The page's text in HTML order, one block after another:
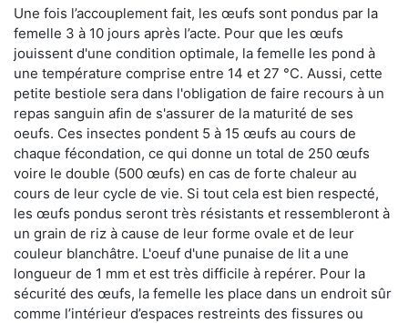
Une fois l’accouplement fait, les œufs sont pondus par la
femelle 3 à 10 jours après l’acte. Pour que les œufs
jouissent d'une condition optimale, la femelle les pond à
une température comprise entre 14 et 27 °C. Aussi, cette
petite bestiole sera dans l'obligation de faire recours à un
repas sanguin afin de s'assurer de la maturité de ses
oeufs. Ces insectes pondent 5 à 15 œufs au cours de
chaque fécondation, ce qui donne un total de 250 œufs
voire le double (500 œufs) en cas de forte chaleur au
cours de leur cycle de vie. Si tout cela est bien respecté,
les œufs pondus seront très résistants et ressembleront à
un grain de riz à cause de leur forme ovale et de leur
couleur blanchâtre. L'oeuf d'une punaise de lit a une
longueur de 1 mm et est très difficile à repérer. Pour la
sécurité des œufs, la femelle les place dans un endroit sûr
comme l’intérieur d’espaces restreints des fissures ou